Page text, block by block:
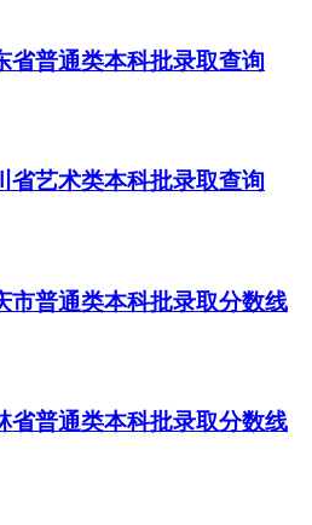
省普通类本科批录取查询
省艺术类本科批录取查询
市普通类本科批录取分数线
省普通类本科批录取分数线